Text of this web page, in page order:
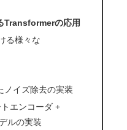
Transformerの応用
る様々な
ノイズ除去の実装
エンコーダ +
ルの実装